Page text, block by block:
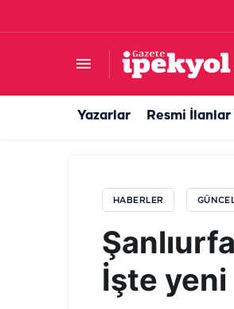
Yazarlar Resmi İlanlar
HABERLER
İşte
Şanlıurfa’da bu geceyi